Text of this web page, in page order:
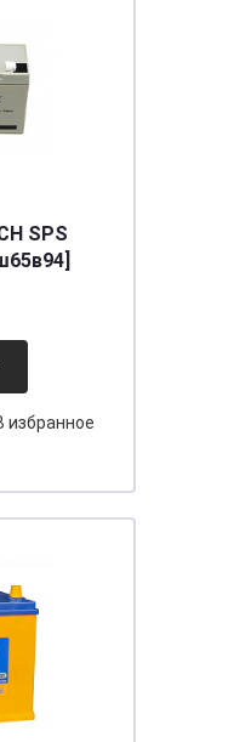
SPS
избранное